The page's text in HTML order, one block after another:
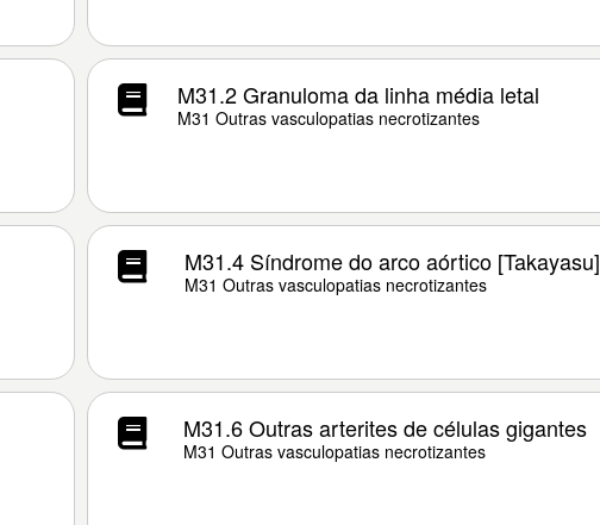
M31.2 Granuloma da linha média letal
M31 Outras vasculopatias necrotizantes
M31.4 Síndrome do arco aórtico [Takayasu]
M31 Outras vasculopatias necrotizantes
M31.6 Outras arterites de células gigantes
M31 Outras vasculopatias necrotizantes